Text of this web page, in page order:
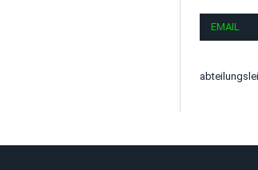
EMAIL